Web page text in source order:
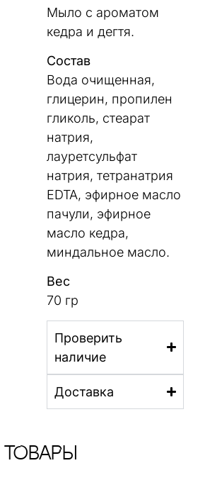
Мыло с ароматом
кедра и дегтя.
Состав
Вода очищенная,
глицерин, пропилен
гликоль, стеарат
натрия,
лауретсульфат
натрия, тетранатрия
EDTA, эфирное масло
пачули, эфирное
масло кедра,
миндальное масло.
Вес
70 гр
Проверить
наличие
Доставка